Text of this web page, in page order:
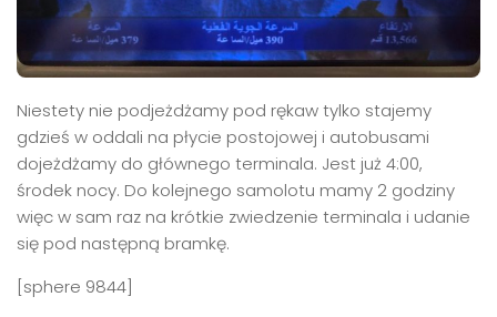
Niestety nie podjeżdżamy pod rękaw tylko stajemy
gdzieś w oddali na płycie postojowej i autobusami
dojeżdżamy do głównego terminala. Jest już 4:00,
środek nocy. Do kolejnego samolotu mamy 2 godziny
więc w sam raz na krótkie zwiedzenie terminala i udanie
się pod następną bramkę.
[sphere 9844]